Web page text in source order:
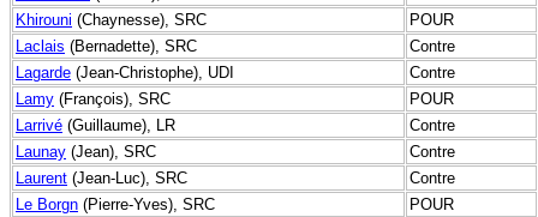
Khirouni (Chaynesse), SRC
POUR
Laclais (Bernadette), SRC
Contre
Lagarde (Jean-Christophe), UDI
Contre
Lamy (François), SRC
POUR
Larrivé (Guillaume), LR
Contre
Launay (Jean), SRC
Contre
Laurent (Jean-Luc), SRC
Contre
Le Borgn (Pierre-Yves), SRC
POUR